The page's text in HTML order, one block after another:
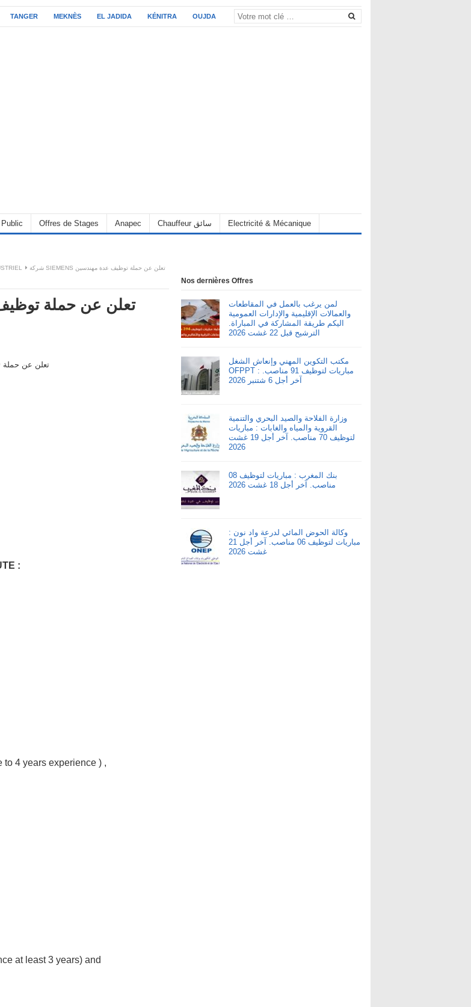
TANGER MEKNÈS EL JADIDA KÉNITRA OUJDA
Offres de Stages Anapec Chauffeur سائق Electricité & Mécanique
شركة SIEMENS تعلن عن حملة توظيف عدة مهندسين
:
to 4 years experience ) ,
at least 3 years) and
Nos dernières Offres
لمن يرغب بالعمل في المقاطعات
والعمالات الإقليمية والإدارات العمومية
اليكم طريقة المشاركة في المباراة.
الترشيح قبل 22 غشت 2026
مكتب التكوين المهني وإنعاش الشغل
OFPPT : مباريات لتوظيف 91 مناصب.
آخر أجل 6 شتنبر 2026
وزارة الفلاحة والصيد البحري والتنمية
القروية والمياه والغابات : مباريات
لتوظيف 70 مناصب. آخر أجل 19 غشت
2026
بنك المغرب : مباريات لتوظيف 08
مناصب. آخر أجل 18 غشت 2026
وكالة الحوض المائي لدرعة واد نون :
مباريات لتوظيف 06 مناصب. آخر أجل 21
غشت 2026